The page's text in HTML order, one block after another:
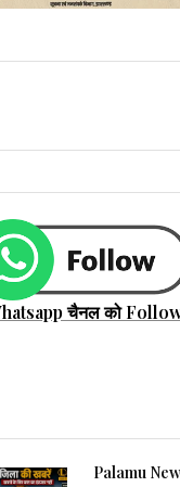
चैनल को
Palamu News : पुलिस और पिस्टल